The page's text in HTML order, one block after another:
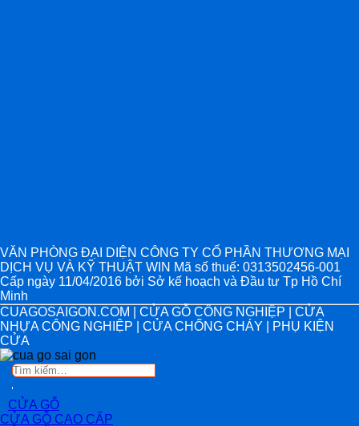
VĂN PHÒNG ĐẠI DIỆN CÔNG TY CỔ PHẦN THƯƠNG MẠI
DỊCH VỤ VÀ KỸ THUẬT WIN Mã số thuế: 0313502456-001
Cấp ngày 11/04/2016 bởi Sở kế hoạch và Đầu tư Tp Hồ Chí
Minh
CUAGOSAIGON.COM | CỬA GỖ CÔNG NGHIỆP | CỬA
NHỰA CÔNG NGHIỆP | CỬA CHỐNG CHÁY | PHỤ KIỆN
CỬA
Tìm
CỬA GỖ
CỬA GỖ CAO CẤP